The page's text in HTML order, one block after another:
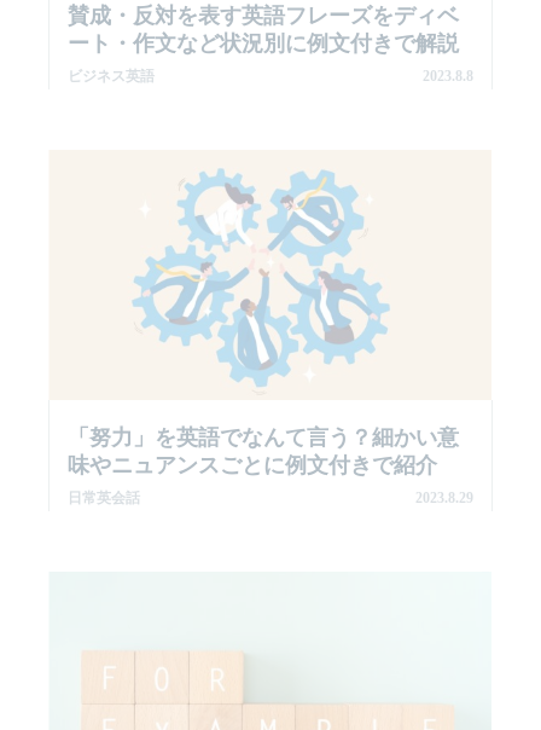
賛成・反対を表す英語フレーズをディベ
ート・作文など状況別に例文付きで解説
ビジネス英語 2023.8.8
「努力」を英語でなんて言う？細かい意
味やニュアンスごとに例文付きで紹介
日常英会話 2023.8.29